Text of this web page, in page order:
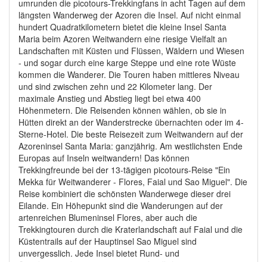
umrunden die picotours-Trekkingfans in acht Tagen auf dem
längsten Wanderweg der Azoren die Insel. Auf nicht einmal
hundert Quadratkilometern bietet die kleine Insel Santa
Maria beim Azoren Weitwandern eine riesige Vielfalt an
Landschaften mit Küsten und Flüssen, Wäldern und Wiesen
- und sogar durch eine karge Steppe und eine rote Wüste
kommen die Wanderer. Die Touren haben mittleres Niveau
und sind zwischen zehn und 22 Kilometer lang. Der
maximale Anstieg und Abstieg liegt bei etwa 400
Höhenmetern. Die Reisenden können wählen, ob sie in
Hütten direkt an der Wanderstrecke übernachten oder im 4-
Sterne-Hotel. Die beste Reisezeit zum Weitwandern auf der
Azoreninsel Santa Maria: ganzjährig. Am westlichsten Ende
Europas auf Inseln weitwandern! Das können
Trekkingfreunde bei der 13-tägigen picotours-Reise "Ein
Mekka für Weitwanderer - Flores, Faial und Sao Miguel". Die
Reise kombiniert die schönsten Wanderwege dieser drei
Eilande. Ein Höhepunkt sind die Wanderungen auf der
artenreichen Blumeninsel Flores, aber auch die
Trekkingtouren durch die Kraterlandschaft auf Faial und die
Küstentrails auf der Hauptinsel Sao Miguel sind
unvergesslich. Jede Insel bietet Rund- und